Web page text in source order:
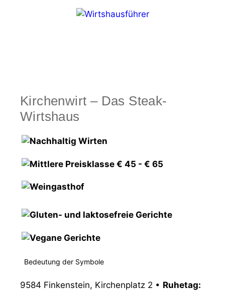
Kirchenwirt – Das Steak-
Wirtshaus
Bedeutung der Symbole
9584 Finkenstein, Kirchenplatz 2 • Ruhetag: